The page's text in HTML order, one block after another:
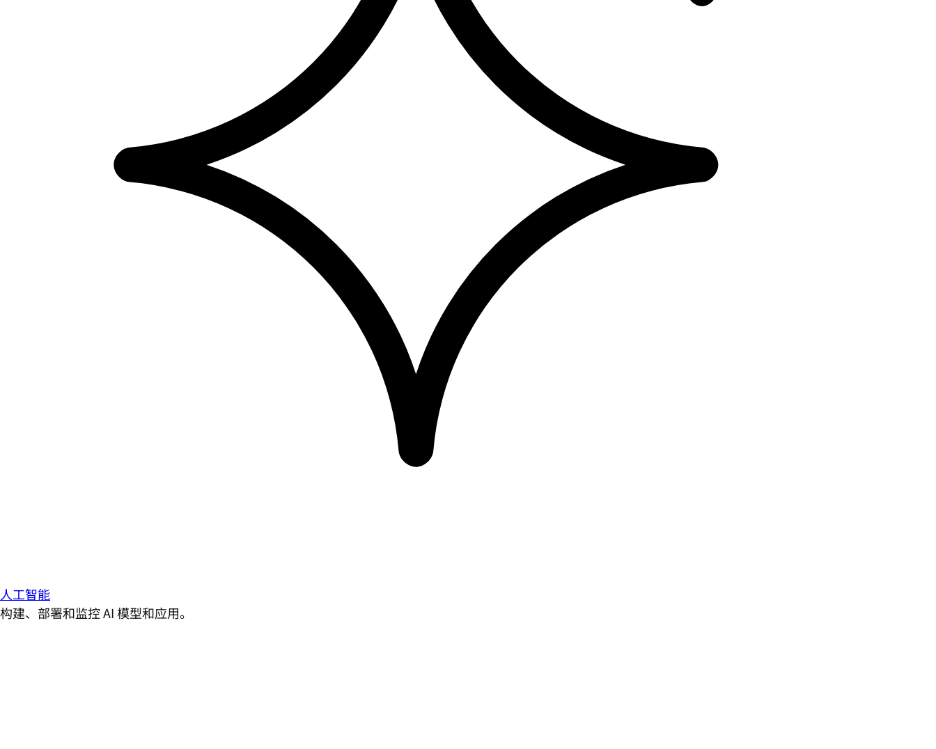
人工智能
构建、部署和监控 AI 模型和应用。